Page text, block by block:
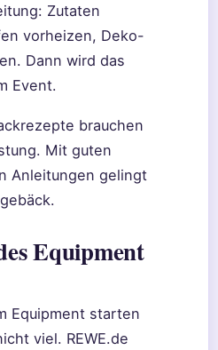
Zutaten
vorheizen, Deko-
Dann wird das
Event.
brauchen
Mit guten
Anleitungen gelingt
Equipment
Equipment starten
viel. REWE.de